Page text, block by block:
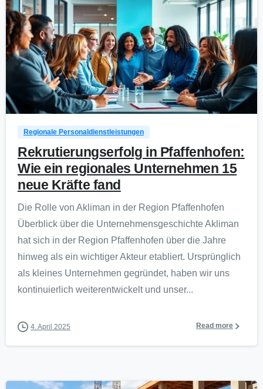
0
Regionale Personaldienstleistungen
Rekrutierungserfolg in Pfaffenhofen:
Wie ein regionales Unternehmen 15
neue Kräfte fand
Die Rolle von Akliman in der Region Pfaffenhofen
Überblick über die Unternehmensgeschichte Akliman
hat sich in der Region Pfaffenhofen über die Jahre
hinweg als ein wichtiger Akteur etabliert. Ursprünglich
als kleines Unternehmen gegründet, haben wir uns
kontinuierlich weiterentwickelt und unser...
4. April 2025 Read more